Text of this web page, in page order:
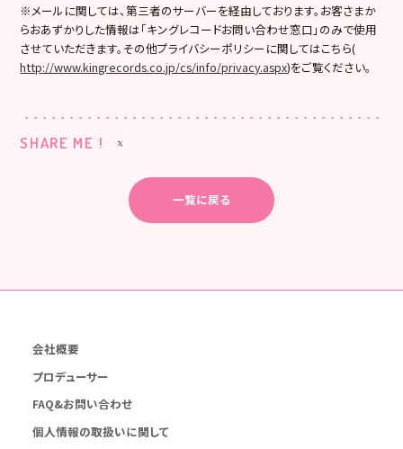
※メールに関しては、第三者のサーバーを経由しております。お客さまか
らおあずかりした情報は「キングレコードお問い合わせ窓口」のみで使用
させていただきます。その他プライバシーポリシーに関してはこちら(
http://www.kingrecords.co.jp/cs/info/privacy.aspx)をご覧ください。
SHARE ME !
一覧に戻る
会社概要
プロデューサー
FAQ&お問い合わせ
個人情報の取扱いに関して